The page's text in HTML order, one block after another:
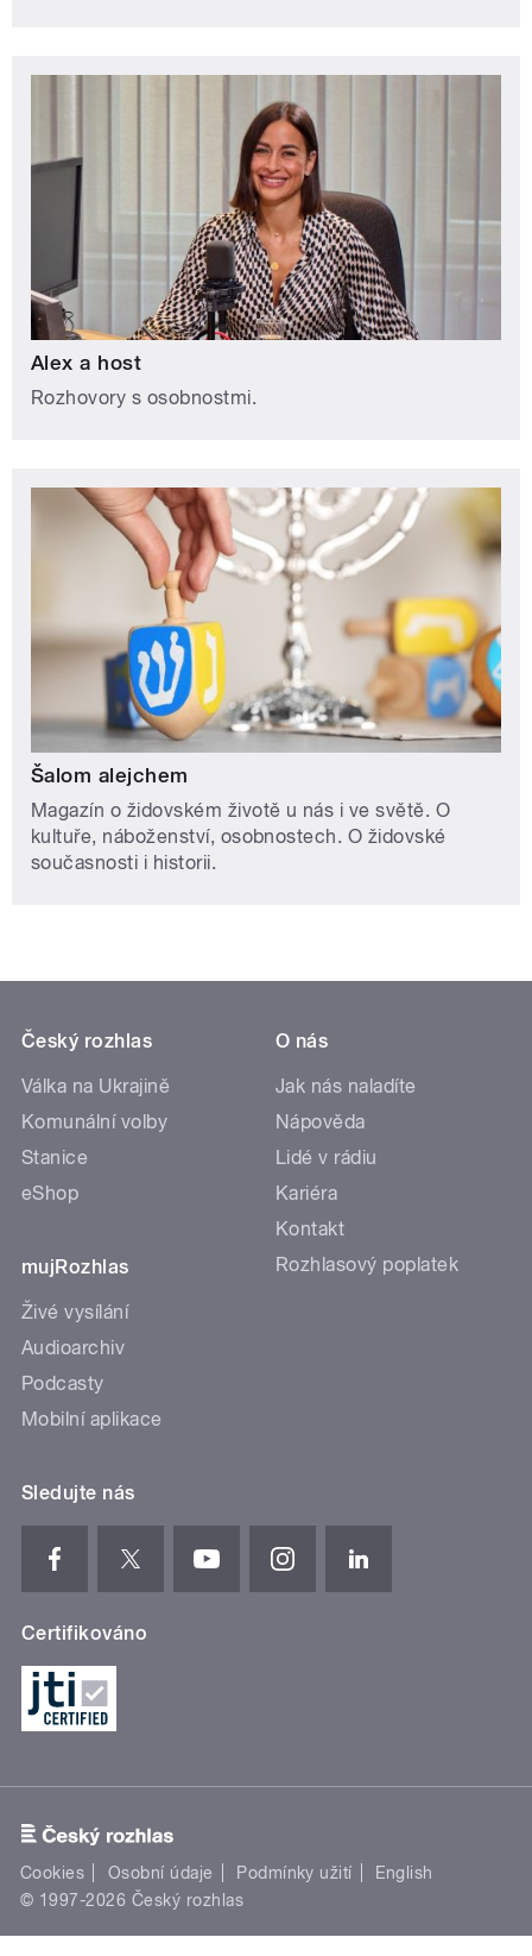
Alex a host
Rozhovory s osobnostmi.
Šalom alejchem
Magazín o židovském životě u nás i ve světě. O
kultuře, náboženství, osobnostech. O židovské
současnosti i historii.
Český rozhlas
Válka na Ukrajině
Komunální volby
Stanice
eShop
mujRozhlas
Živé vysílání
Audioarchiv
Podcasty
Mobilní aplikace
O nás
Jak nás naladíte
Nápověda
Lidé v rádiu
Kariéra
Kontakt
Rozhlasový poplatek
Sledujte nás
Certifikováno
Cookies Osobní údaje Podmínky užití
English
© 1997-2026 Český rozhlas